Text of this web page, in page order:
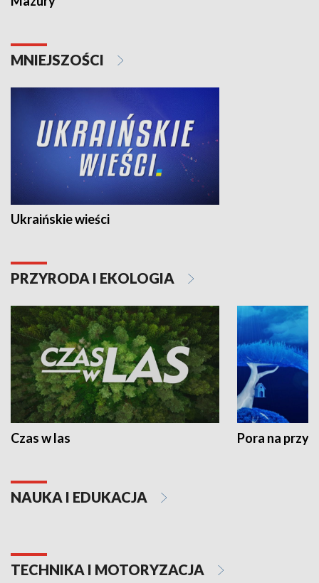
MNIEJSZOŚCI
Ukraińskie wieści
PRZYRODA I EKOLOGIA
Czas w las Pora na
NAUKA I EDUKACJA
TECHNIKA I MOTORYZACJA